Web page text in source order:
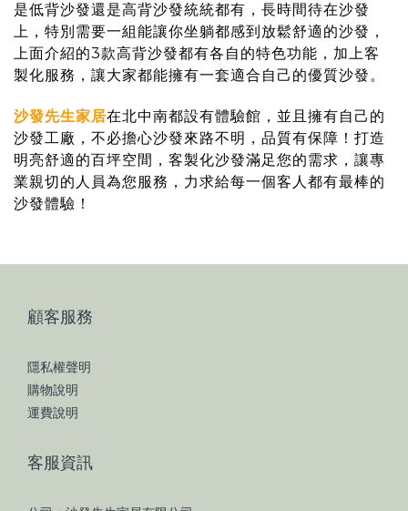
是低背沙發還是高背沙發統統都有，長時間待在沙發
上，特別需要一組能讓你坐躺都感到放鬆舒適的沙發，
上面介紹的3款高背沙發都有各自的特色功能，加上客
製化服務，讓大家都能擁有一套適合自己的優質沙發。
沙發先生家居在北中南都設有體驗館，並且擁有自己的
沙發工廠，不必擔心沙發來路不明，品質有保障！打造
明亮舒適的百坪空間，客製化沙發滿足您的需求，讓專
業親切的人員為您服務，力求給每一個客人都有最棒的
沙發體驗！
顧客服務
隱私權聲明
購物說明
運費說明
客服資訊